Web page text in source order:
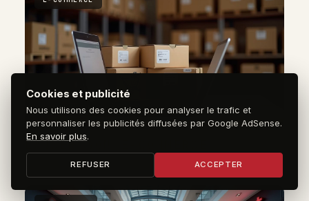
LANCER SON E-COMMERCE
Cookies et publicité
Nous utilisons des cookies pour analyser le trafic et
personnaliser les publicités diffusées par Google AdSense.
En savoir plus.
REFUSER ACCEPTER